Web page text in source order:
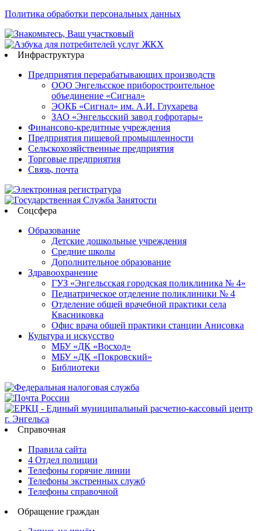
Политика обработки персональных данных
Инфраструктура
Предприятия перерабатывающих производств
ООО Энгельсское приборостроительное
объединение «Сигнал»
ЭОКБ «Сигнал» им. А.И. Глухарева
ЗАО «Энгельсский завод гофротары»
Финансово-кредитные учреждения
Предприятия пищевой промышленности
Сельскохозяйственные предприятия
Торговые предприятия
Связь, почта
Соцсфера
Образование
Детские дошкольные учреждения
Средние школы
Дополнительное образование
Здравоохранение
ГУЗ «Энгельсская городская поликлиника № 4»
Педиатрическое отделение поликлиники № 4
Отделение общей врачебной практики села
Квасниковка
Офис врача общей практики станции Анисовка
Культура и искусство
МБУ «ДК «Восход»
МБУ «ДК «Покровский»
Библиотеки
Справочная
Правила сайта
4 Отдел полиции
Телефоны горячие линии
Телефоны экстренных служб
Телефоны справочной
Обращение граждан